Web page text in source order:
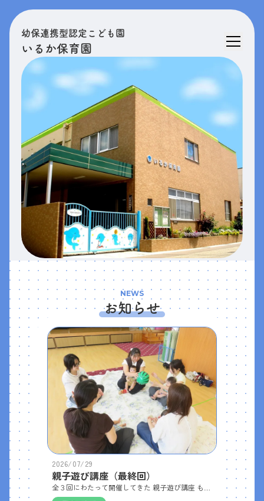
幼保連携型認定こども園
いるか保育園
NEWS
お知らせ
2026/07/29
親子遊び講座（最終回）